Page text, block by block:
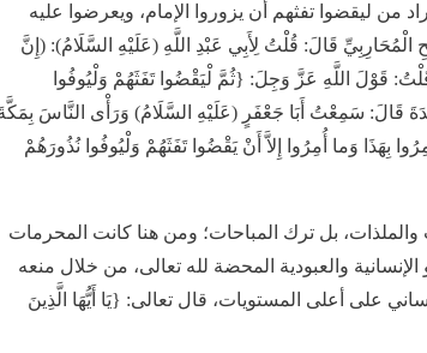
وَلْيَطَّوَّفُوا بِالْبَيْتِ الْعَتِيقِ}[12]، أنَّ المراد من ليقضوا تفثهم أن يزوروا الإمام، ويعرضوا عليه
الْمُحَارِبِيِّ قَالَ: قُلْتُ لِأَبِي عَبْدِ اللَّهِ (عَلَيْهِ السَّلَامُ): (إِنَّ
قَوْلَ اللَّهِ عَزَّ وَجِلَ: {ثُمَّ لْيَقْضُوا تَفَثَهُمْ وَلْيُوفُوا
لِقَاءُ الامام)[13]، وعَنْ أَبِي عُبَيْدَةَ قَالَ: سَمِعْتُ أَبَا جَعْفَرٍ (عَلَيْهِ السَّلَامُ) وَرَأْى النَّاسَ
بِهَذَا وَما أُمِرُوا إِلاَّ أَنْ يَقْضُوا تَفَثَهُمْ وَلْيُوفُوا نُذُورَهُمْ
بل ترك المباحات؛ ومن هنا كانت المحرمات
والعبودية المحضة لله تعالى، من خلال منعه
على أعلى المستويات، قال تعالى: {يَا أَيُّهَا الَّذِينَ